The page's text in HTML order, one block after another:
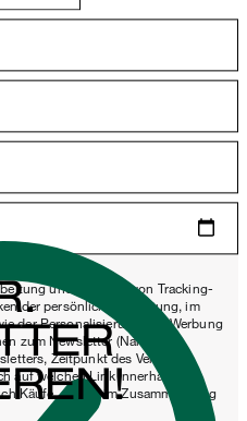
und Nutzung von Tracking-
der persönlichen Beratung, im
der Personalisierung von Werbung
zum Newsletter (Name des
Zeitpunkt des Versands,
auf welchen Link innerhalb des
Käufe, die ich im Zusammenhang